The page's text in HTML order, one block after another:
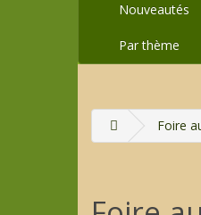
Nouveautés
Par thème
Foire